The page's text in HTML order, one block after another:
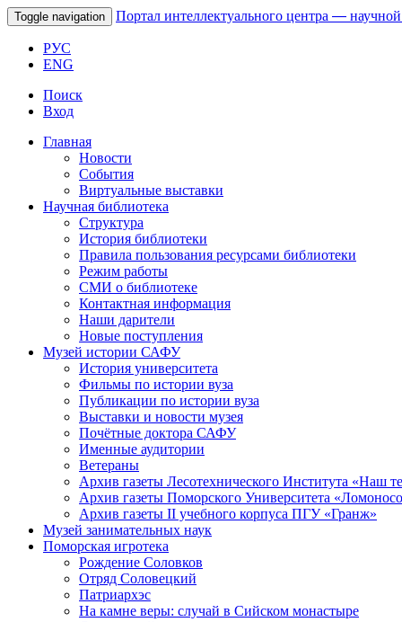
Toggle navigation Портал интеллектуального центра —
РУС
ENG
Поиск
Вход
Главная
Новости
События
Виртуальные выставки
Научная библиотека
Структура
История библиотеки
Правила пользования ресурсами библиотеки
Режим работы
СМИ о библиотеке
Контактная информация
Наши дарители
Новые поступления
Музей истории САФУ
История университета
Фильмы по истории вуза
Публикации по истории вуза
Выставки и новости музея
Почётные доктора САФУ
Именные аудитории
Ветераны
Архив газеты Лесотехнического Института «Наш
Архив газеты Поморского Университета
Архив газеты II учебного корпуса ПГУ «Гранж»
Музей занимательных наук
Поморская игротека
Рождение Соловков
Отряд Соловецкий
Патриархэс
На камне веры: случай в Сийском монастыре